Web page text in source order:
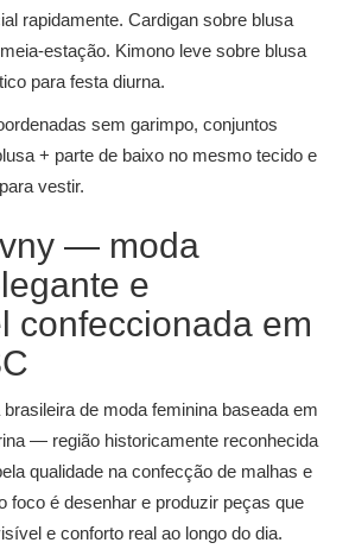
rapidamente. Cardigan sobre blusa
estação. Kimono leve sobre blusa
para festa diurna.
sem garimpo, conjuntos
+ parte de baixo no mesmo tecido e
vestir.
— moda
e
confeccionada em
de moda feminina baseada em
— região historicamente reconhecida
qualidade na confecção de malhas e
foco é desenhar e produzir peças que
e conforto real ao longo do dia.